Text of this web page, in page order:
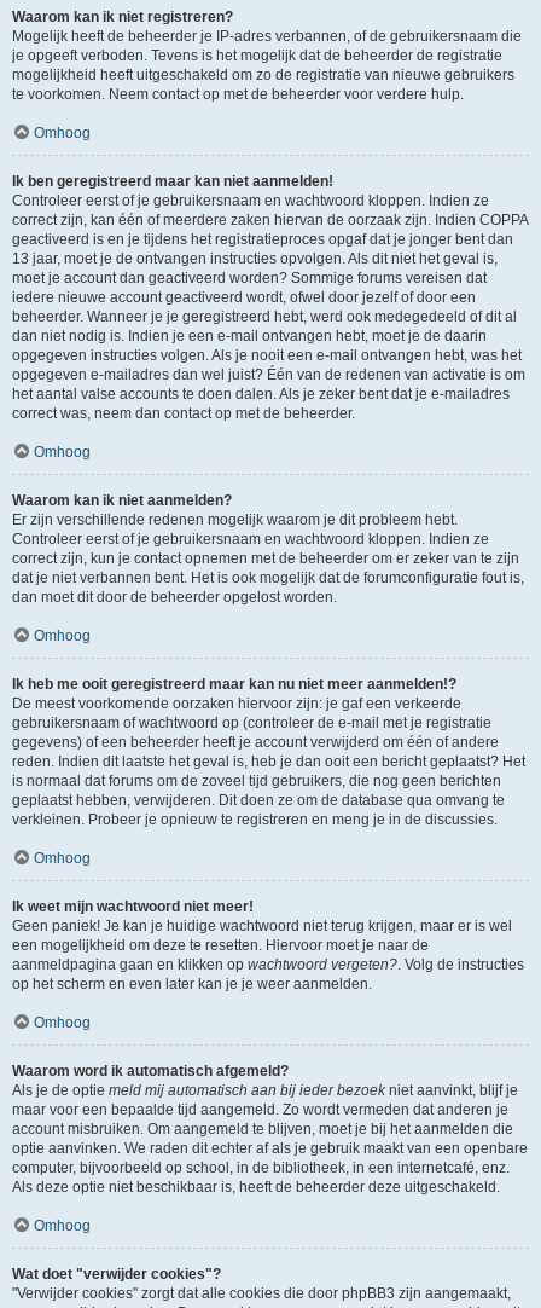
Waarom kan ik niet registreren?
Mogelijk heeft de beheerder je IP-adres verbannen, of de gebruikersnaam die
je opgeeft verboden. Tevens is het mogelijk dat de beheerder de registratie
mogelijkheid heeft uitgeschakeld om zo de registratie van nieuwe gebruikers
te voorkomen. Neem contact op met de beheerder voor verdere hulp.
Omhoog
Ik ben geregistreerd maar kan niet aanmelden!
Controleer eerst of je gebruikersnaam en wachtwoord kloppen. Indien ze
correct zijn, kan één of meerdere zaken hiervan de oorzaak zijn. Indien COPPA
geactiveerd is en je tijdens het registratieproces opgaf dat je jonger bent dan
13 jaar, moet je de ontvangen instructies opvolgen. Als dit niet het geval is,
moet je account dan geactiveerd worden? Sommige forums vereisen dat
iedere nieuwe account geactiveerd wordt, ofwel door jezelf of door een
beheerder. Wanneer je je geregistreerd hebt, werd ook medegedeeld of dit al
dan niet nodig is. Indien je een e-mail ontvangen hebt, moet je de daarin
opgegeven instructies volgen. Als je nooit een e-mail ontvangen hebt, was het
opgegeven e-mailadres dan wel juist? Één van de redenen van activatie is om
het aantal valse accounts te doen dalen. Als je zeker bent dat je e-mailadres
correct was, neem dan contact op met de beheerder.
Omhoog
Waarom kan ik niet aanmelden?
Er zijn verschillende redenen mogelijk waarom je dit probleem hebt.
Controleer eerst of je gebruikersnaam en wachtwoord kloppen. Indien ze
correct zijn, kun je contact opnemen met de beheerder om er zeker van te zijn
dat je niet verbannen bent. Het is ook mogelijk dat de forumconfiguratie fout is,
dan moet dit door de beheerder opgelost worden.
Omhoog
Ik heb me ooit geregistreerd maar kan nu niet meer aanmelden!?
De meest voorkomende oorzaken hiervoor zijn: je gaf een verkeerde
gebruikersnaam of wachtwoord op (controleer de e-mail met je registratie
gegevens) of een beheerder heeft je account verwijderd om één of andere
reden. Indien dit laatste het geval is, heb je dan ooit een bericht geplaatst? Het
is normaal dat forums om de zoveel tijd gebruikers, die nog geen berichten
geplaatst hebben, verwijderen. Dit doen ze om de database qua omvang te
verkleinen. Probeer je opnieuw te registreren en meng je in de discussies.
Omhoog
Ik weet mijn wachtwoord niet meer!
Geen paniek! Je kan je huidige wachtwoord niet terug krijgen, maar er is wel
een mogelijkheid om deze te resetten. Hiervoor moet je naar de
aanmeldpagina gaan en klikken op wachtwoord vergeten?. Volg de instructies
op het scherm en even later kan je je weer aanmelden.
Omhoog
Waarom word ik automatisch afgemeld?
Als je de optie meld mij automatisch aan bij ieder bezoekniet aanvinkt, blijf je
maar voor een bepaalde tijd aangemeld. Zo wordt vermeden dat anderen je
account misbruiken. Om aangemeld te blijven, moet je bij het aanmelden die
optie aanvinken. We raden dit echter af als je gebruik maakt van een openbare
computer, bijvoorbeeld op school, in de bibliotheek, in een internetcafé, enz.
Als deze optie niet beschikbaar is, heeft de beheerder deze uitgeschakeld.
Omhoog
Wat doet "verwijder cookies"?
"Verwijder cookies" zorgt dat alle cookies die door phpBB3 zijn aangemaakt,